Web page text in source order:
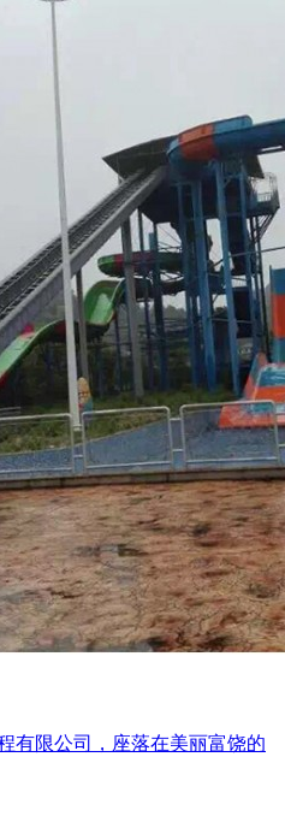
有限公司，座落在美丽富饶的